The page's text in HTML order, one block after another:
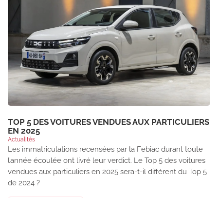
TOP 5 DES VOITURES VENDUES AUX PARTICULIERS
EN 2025
Actualités
Les immatriculations recensées par la Febiac durant toute
l’année écoulée ont livré leur verdict. Le Top 5 des voitures
vendues aux particuliers en 2025 sera-t-il différent du Top 5
de 2024 ?